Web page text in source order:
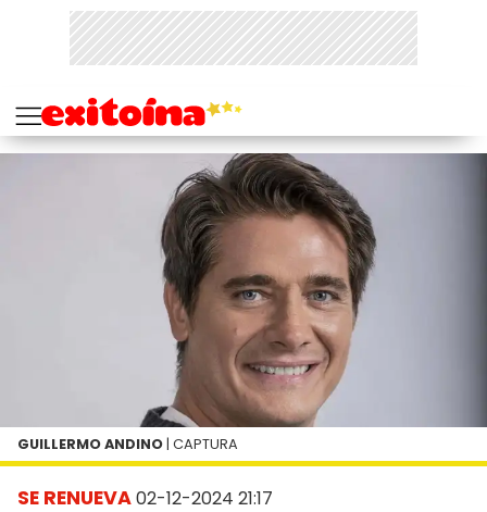
SE RENUEVA02-12-2024 21:17
GUILLERMO ANDINO | CAPTURA